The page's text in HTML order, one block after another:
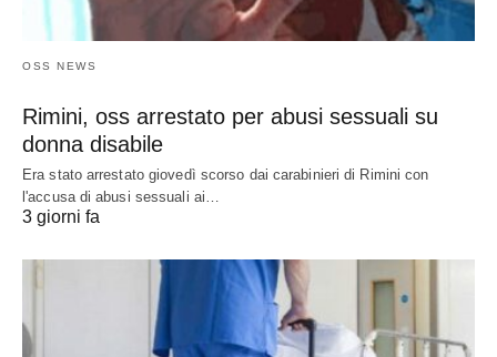
OSS NEWS
Rimini, oss arrestato per abusi sessuali su
donna disabile
Era stato arrestato giovedì scorso dai carabinieri di Rimini con
l'accusa di abusi sessuali ai…
3 giorni fa